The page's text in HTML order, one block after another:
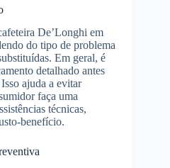
De’Longhi em
do tipo de problema
Em geral, é
detalhado antes
ajuda a evitar
faça uma
técnicas,
benefício.